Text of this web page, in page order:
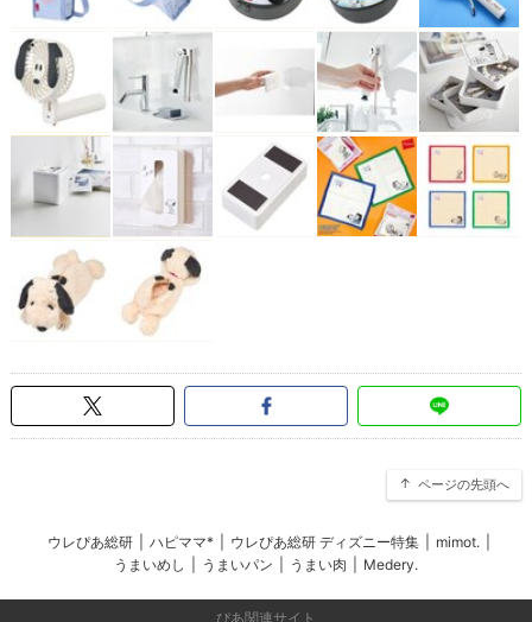
ページの先頭へ
ウレぴあ総研 ハピママ* ウレぴあ総研 ディズニー特集 mimot.
うまいめし
うまいパン うまい肉 Medery.
ぴあ関連サイト